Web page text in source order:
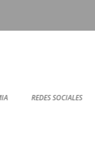
REDES SOCIALES